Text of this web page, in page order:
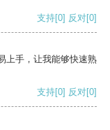
支持[0] 反对[0]
上手，让我能够快速熟
支持[0] 反对[0]